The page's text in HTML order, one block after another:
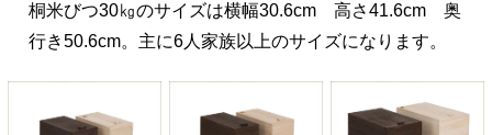
桐米びつ30㎏のサイズは横幅30.6cm 高さ41.6cm 奥
行き50.6cm。主に6人家族以上のサイズになります。